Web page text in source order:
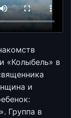
«Колыбель» в
и
Группа в